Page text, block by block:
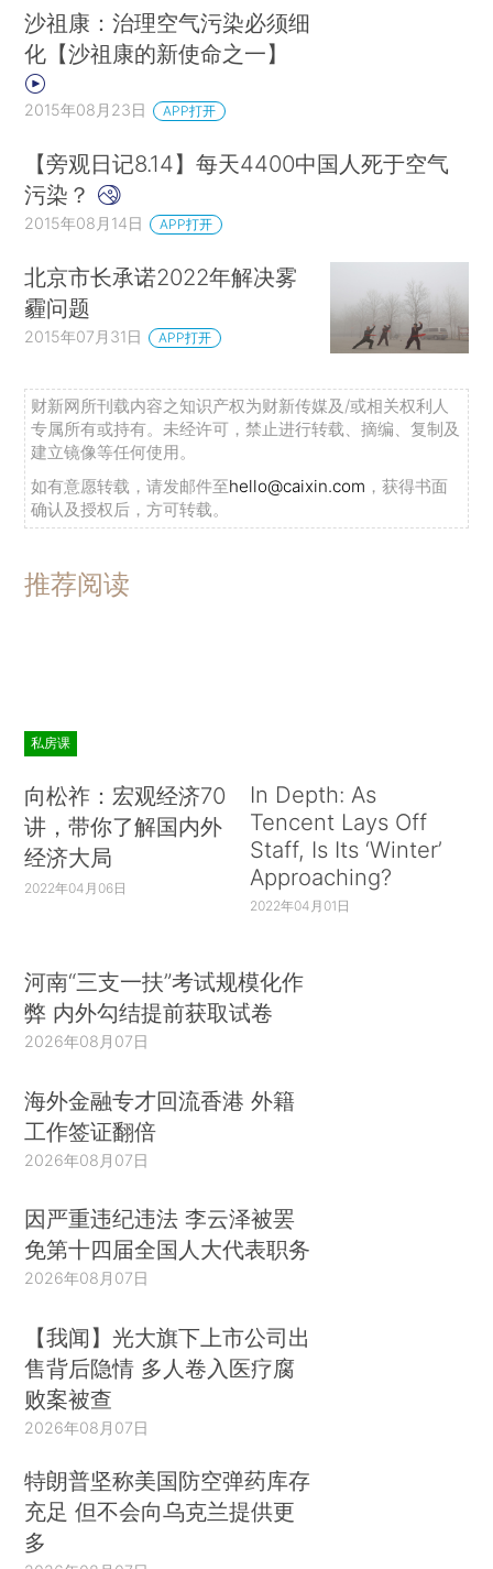
沙祖康：治理空气污染必须细
化【沙祖康的新使命之一】
2015年08月23日 APP打开
【旁观日记8.14】每天4400中国人死于空气
污染？
2015年08月14日 APP打开
北京市长承诺2022年解决雾
霾问题
2015年07月31日 APP打开
财新网所刊载内容之知识产权为财新传媒及/或相关权利人
专属所有或持有。未经许可，禁止进行转载、摘编、复制及
建立镜像等任何使用。
如有意愿转载，请发邮件至hello@caixin.com ，获得书面
确认及授权后，方可转载。
推荐阅读
私房课
向松祚：宏观经济70
讲，带你了解国内外
经济大局
2022年04月06日
In Depth: As
Tencent Lays Off
Staff, Is Its ‘Winter’
Approaching?
2022年04月01日
河南“三支一扶”考试规模化作
弊 内外勾结提前获取试卷
2026年08月07日
海外金融专才回流香港 外籍
工作签证翻倍
2026年08月07日
因严重违纪违法 李云泽被罢
免第十四届全国人大代表职务
2026年08月07日
【我闻】光大旗下上市公司出
售背后隐情 多人卷入医疗腐
败案被查
2026年08月07日
特朗普坚称美国防空弹药库存
充足 但不会向乌克兰提供更
多